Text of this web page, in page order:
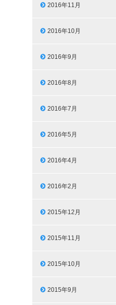
2016年11月
2016年10月
2016年9月
2016年8月
2016年7月
2016年5月
2016年4月
2016年2月
2015年12月
2015年11月
2015年10月
2015年9月